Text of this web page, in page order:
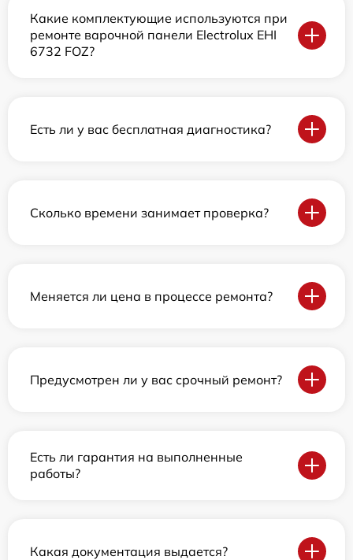
Какие комплектующие используются при
ремонте варочной панели Electrolux EHI
6732 FOZ?
Есть ли у вас бесплатная диагностика?
Сколько времени занимает проверка?
Меняется ли цена в процессе ремонта?
Предусмотрен ли у вас срочный ремонт?
Есть ли гарантия на выполненные
работы?
Какая документация выдается?